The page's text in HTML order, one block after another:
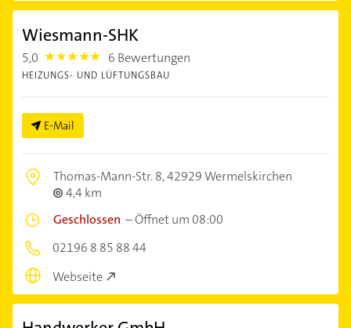
Wiesmann-SHK
5,0 5.0 6 Bewertungen
HEIZUNGS- UND LÜFTUNGSBAU
E-Mail
Thomas-Mann-Str. 8,42929 Wermelskirchen
4,4 km
Geschlossen –Öffnet um 08:00
02196 8 85 88 44
Webseite